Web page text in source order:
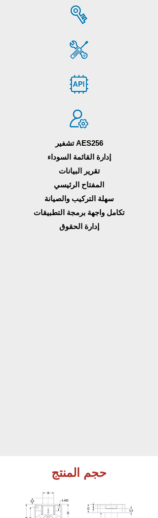
تشفير AES256
إدارة القائمة السوداء
تقرير البيانات
المفتاح الرئيسي
سهلة التركيب والصيانة
تكامل واجهة برمجة التطبيقات
إدارة الحقوق
حجم المنتج